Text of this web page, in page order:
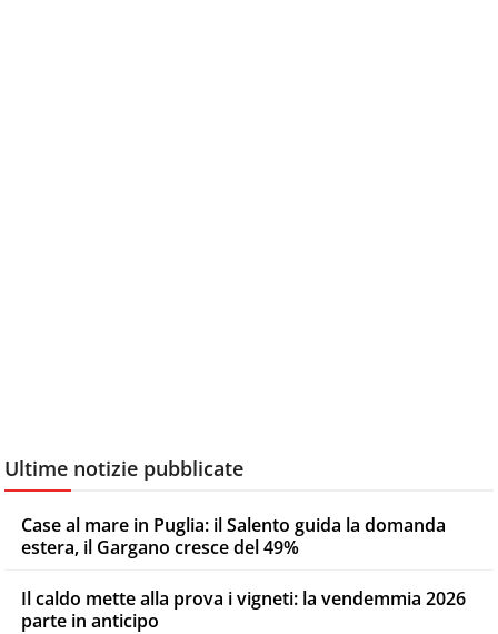
Ultime notizie pubblicate
Case al mare in Puglia: il Salento guida la domanda
estera, il Gargano cresce del 49%
Il caldo mette alla prova i vigneti: la vendemmia 2026
parte in anticipo